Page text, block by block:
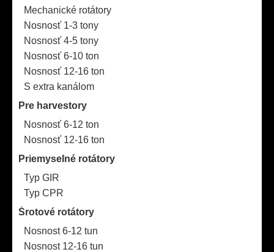
Mechanické rotátory
Nosnosť 1-3 tony
Nosnosť 4-5 tony
Nosnosť 6-10 ton
Nosnosť 12-16 ton
S extra kanálom
Pre harvestory
Nosnosť 6-12 ton
Nosnosť 12-16 ton
Priemyselné rotátory
Typ GIR
Typ CPR
Šrotové rotátory
Nosnost 6-12 tun
Nosnost 12-16 tun